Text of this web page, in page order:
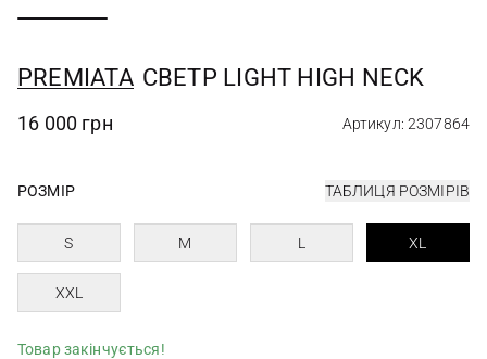
PREMIATA СВЕТР LIGHT HIGH NECK
16 000 грн Артикул: 2307864
РОЗМІР ТАБЛИЦЯ РОЗМІРІВ
S M L XL
XXL
Товар закінчується!